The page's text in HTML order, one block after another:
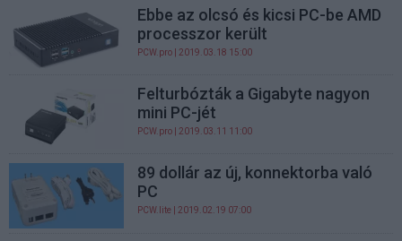
Ebbe az olcsó és kicsi PC-be AMD
processzor került
PCW.pro | 2019.03.18 15:00
Felturbózták a Gigabyte nagyon
mini PC-jét
PCW.pro | 2019.03.11 11:00
89 dollár az új, konnektorba való
PC
PCW.lite | 2019.02.19 07:00